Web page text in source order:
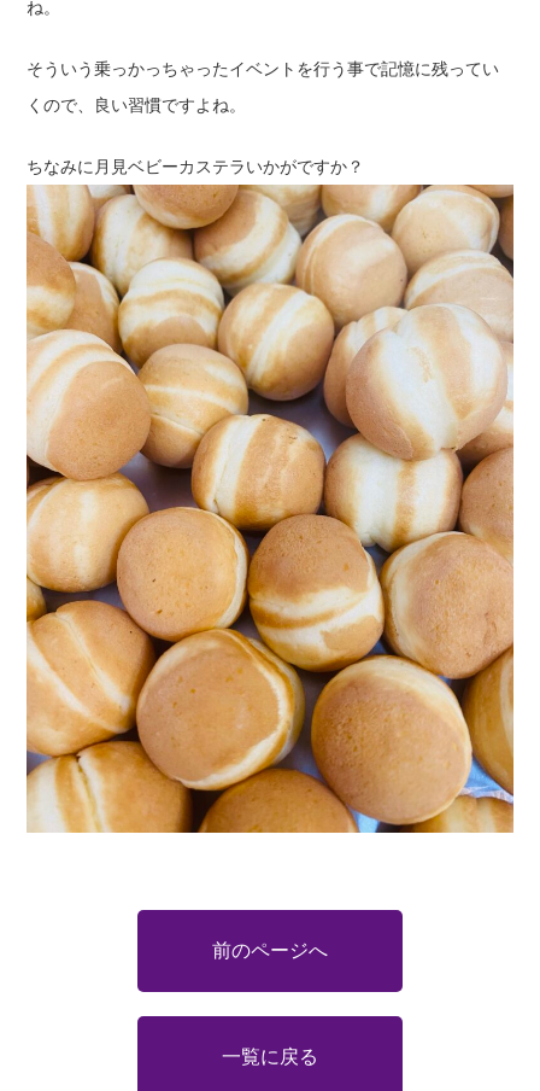
ね。
そういう乗っかっちゃったイベントを行う事で記憶に残ってい
くので、良い習慣ですよね。
ちなみに月見ベビーカステラいかがですか？
前のページへ
一覧に戻る